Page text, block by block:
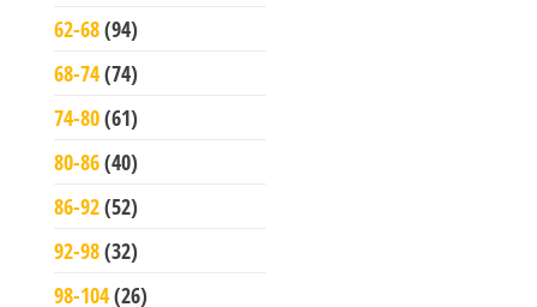
62-68(94)
68-74(74)
74-80(61)
80-86(40)
86-92(52)
92-98(32)
98-104(26)